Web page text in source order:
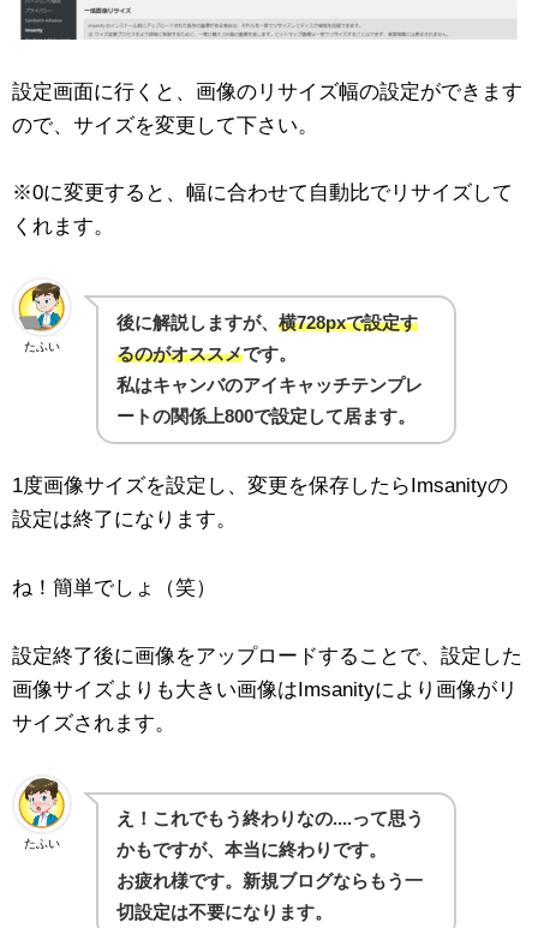
設定画面に行くと、画像のリサイズ幅の設定ができます
ので、サイズを変更して下さい。
※0に変更すると、幅に合わせて自動比でリサイズして
くれます。
たふい
後に解説しますが、横728pxで設定す
るのがオススメです。
私はキャンバのアイキャッチテンプレ
ートの関係上800で設定して居ます。
1度画像サイズを設定し、変更を保存したらImsanityの
設定は終了になります。
ね！簡単でしょ（笑）
設定終了後に画像をアップロードすることで、設定した
画像サイズよりも大きい画像はImsanityにより画像がリ
サイズされます。
たふい
え！これでもう終わりなの....って思う
かもですが、本当に終わりです。
お疲れ様です。新規ブログならもう一
切設定は不要になります。